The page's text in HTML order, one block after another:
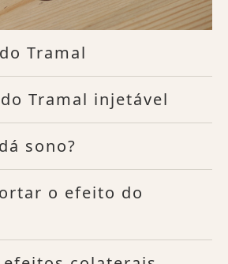
Tramal
do Tramal injetável
sono?
o efeito do